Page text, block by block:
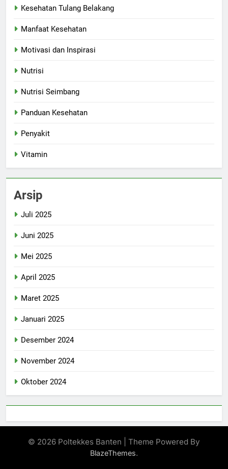
Kesehatan Tulang Belakang
Manfaat Kesehatan
Motivasi dan Inspirasi
Nutrisi
Nutrisi Seimbang
Panduan Kesehatan
Penyakit
Vitamin
Arsip
Juli 2025
Juni 2025
Mei 2025
April 2025
Maret 2025
Januari 2025
Desember 2024
November 2024
Oktober 2024
© 2026 Poltekkes Banten | Theme Powered By
BlazeThemes.